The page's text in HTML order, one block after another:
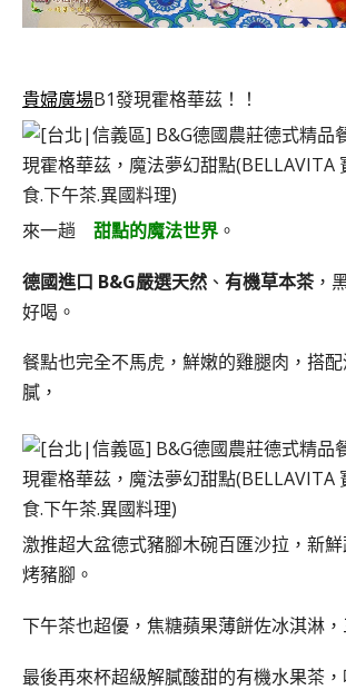
貴婦廣場B1發現霍格華茲！！
來一趟 甜點的魔法世界 。
德國進口 B&G嚴選天然 、 有機草本茶，
好喝。
餐點也完全不馬虎，鮮嫩的雞腿肉，搭
膩，
激推超大盆德式豬腳木碗百匯沙拉，新
烤豬腳。
下午茶也超優，焦糖蘋果薄餅佐冰淇淋，
最後再來杯超級解膩酸甜的有機水果茶